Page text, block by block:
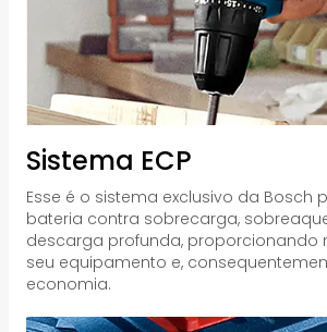
Sistema ECP
Esse é o sistema exclusivo da Bosch
bateria contra sobrecarga,
descarga profunda, proporcionando
seu equipamento e,
economia.